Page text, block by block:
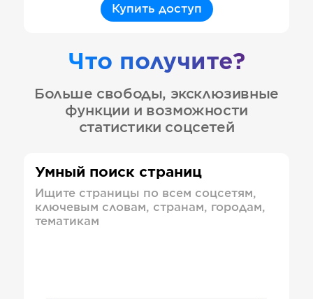
Купить доступ
Что получите?
Больше свободы, эксклюзивные
функции и возможности
статистики соцсетей
Умный поиск страниц
Ищите страницы по всем соцсетям,
ключевым словам, странам, городам,
тематикам